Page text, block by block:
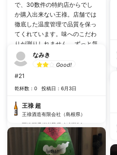
で、30数件の特約店からでし
か購入出来ない王祿。店舗では
徹底した温度管理で品質を保っ
てくれています。味へのこだわ
りが測りしれません。 ずっと気
になっていた銘柄です。開封す
ると、なんとまぁフルーティな
香りが。他の方がたまに言って
も。 味わいも結構フルーティ
で、林檎とぶどうが混ざった感
じかな。ただ甘さはあまり無い
です。食中酒として良さそう。
ちょっと前に飲んだ森嶋に近い
感じがします。炭酸はありませ
んでした。 酸味でキレる感じだ
王祿 超
なみき
Good!
#21
乾杯数：0 投稿日：6月3日
王祿 超
王祿酒造有限会社（島根県）